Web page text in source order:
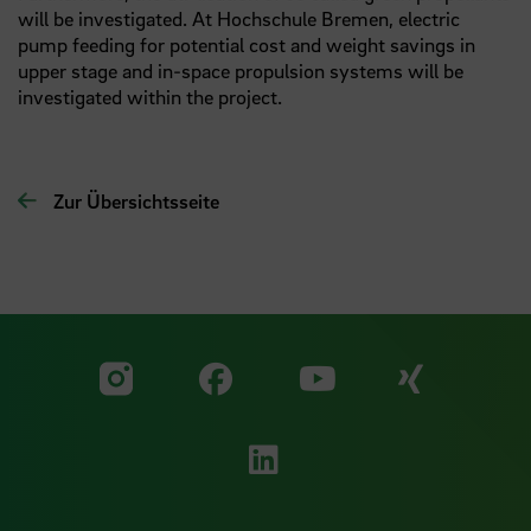
will be investigated. At Hochschule Bremen, electric
pump feeding for potential cost and weight savings in
upper stage and in-space propulsion systems will be
investigated within the project.
Zur Übersichtsseite
Zu unserer Facebook
Zu
Zu unserer